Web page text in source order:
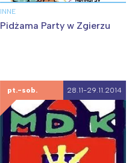
INNE
Pidżama Party w Zgierzu
pt.-sob. 28.11-29.11.2014